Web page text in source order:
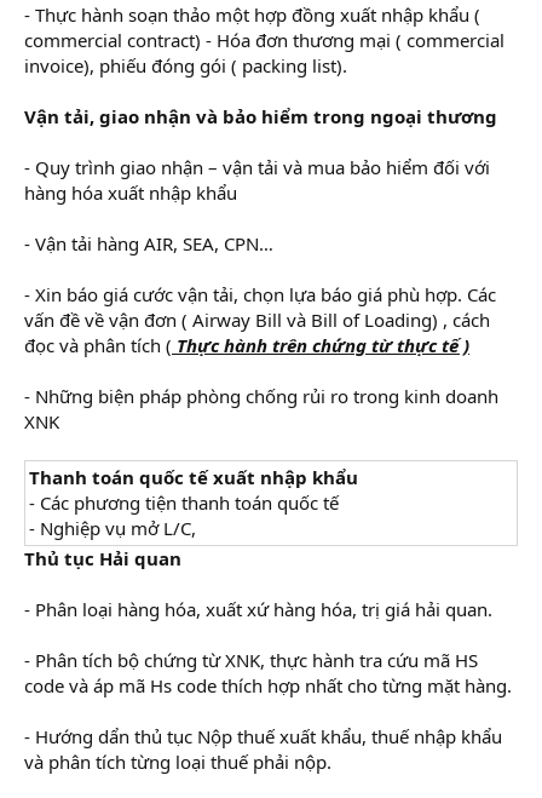
- Thực hành soạn thảo một hợp đồng xuất nhập khẩu (
commercial contract) - Hóa đơn thương mại ( commercial
invoice), phiếu đóng gói ( packing list).
Vận tải, giao nhận và bảo hiểm trong ngoại thương
- Quy trình giao nhận – vận tải và mua bảo hiểm đối với
hàng hóa xuất nhập khẩu
- Vận tải hàng AIR, SEA, CPN…
- Xin báo giá cước vận tải, chọn lựa báo giá phù hợp. Các
vấn đề về vận đơn ( Airway Bill và Bill of Loading) , cách
đọc và phân tích ( Thực hành trên chứng từ thực tế )
- Những biện pháp phòng chống rủi ro trong kinh doanh
XNK
Thanh toán quốc tế xuất nhập khẩu
- Các phương tiện thanh toán quốc tế
- Nghiệp vụ mở L/C,
Thủ tục Hải quan
- Phân loại hàng hóa, xuất xứ hàng hóa, trị giá hải quan.
- Phân tích bộ chứng từ XNK, thực hành tra cứu mã HS
code và áp mã Hs code thích hợp nhất cho từng mặt hàng.
- Hướng dẩn thủ tục Nộp thuế xuất khẩu, thuế nhập khẩu
và phân tích từng loại thuế phải nộp.